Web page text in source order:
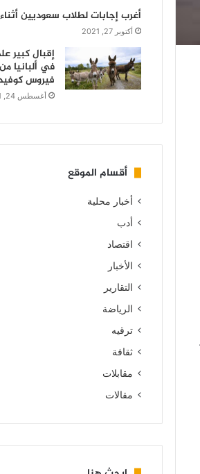
أغرب إجابات لطلاب سعوديين أثناء
أكتوبر 27, 2021
إقبال كبير
في ألبانيا
فيروس كوفيد
أغسطس 24, 2021
أقسام الموقع
أخبار محلية
أدب
اقتصاد
الأخبار
التقارير
الرياضة
ترقيه
ثقافة
مقابلات
مقالات